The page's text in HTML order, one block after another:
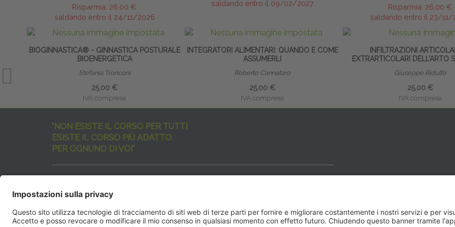
Risparmia: 26,00 €
saldando entro il 24/11/2026
saldando entro il 09/02/2027
Risparmia: 26,00 €
saldando entro il 23/11/
BIOGINNASTICA® - GINNASTICA POSTURALE
BIOENERGETICA
Stefania Tronconi
25,00 €
IVA compresa
INTEGRATORI ALIMENTARI: QUANDO E COME
ASSUMERLI
Roberto Cannataro
25,00 €
IVA compresa
INFILTRAZIONI
EXTRARTICOLARI DELL’ARTO
Giuseppe Ridulfo
25,00 €
IVA compresa
"NON ESISTE IL CORSO PER TUTTI
ESISTE IL CORSO PIÙ ADATTO
PER OGNUNO DI VOI"
ma rispondenti a diverse esigenze formative
e di aggiornamento professionale.
EdiAcademyvuole aiutarvi nella scelta dell’evento ideale